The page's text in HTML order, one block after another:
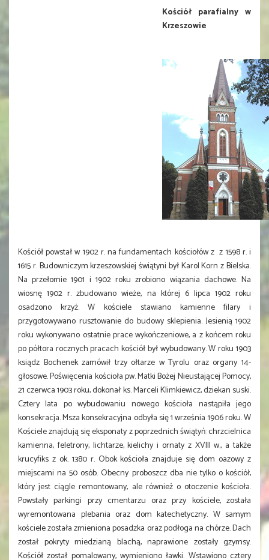
Kościół parafialny w
Krzeszowie
Kościół powstał w 1902 r. na fundamentach kościołów z z 1598 r. i
1615 r. Budowniczym krzeszowskiej świątyni był Karol Korn z Bielska.
Na przełomie 1901 i 1902 roku zrobiono wiązania dachowe. Na
wiosnę 1902 r. zbudowano wieże, na której 6 lipca 1902 roku
osadzono krzyż. W kościele stawiano kamienne filary i
przygotowywano rusztowanie do budowy sklepienia. Jesienią 1902
roku wykonywano ostatnie prace wykończeniowe, a z końcem roku
po półtora rocznych pracach kościół był wybudowany. W roku 1903
ksiądz Bochenek zamówił trzy ołtarze w Tyrolu oraz organy 14-
głosowe. Poświęcenia kościoła pw. Matki Bożej Nieustającej Pomocy,
21 czerwca 1903 roku, dokonał ks. Marceli Klimkiewicz, dziekan suski.
Cztery lata po wybudowaniu nowego kościoła nastąpiła jego
konsekracja. Msza konsekracyjna odbyła się 1 września 1906 roku. W
Kościele znajdują się eksponaty z poprzednich świątyń: chrzcielnica
kamienna, feletrony, lichtarze, kielichy i ornaty z XVIII w., a także
krucyfiks z ok. 1380 r. Obok kościoła znajduje się dom oazowy z
miejscami na 50 osób. Obecny proboszcz dba nie tylko o kościół,
który jest ciągle remontowany, ale również o otoczenie kościoła.
Powstały parkingi przy cmentarzu oraz przy kościele, została
wyremontowana plebania oraz dom katechetyczny. W samym
kościele została zmieniona posadzka oraz podłoga na chórze. Dach
został pokryty miedzianą blachą, naprawione zostały gzymsy.
Kościół został pomalowany, wymieniono ławki. Wstawiono cztery